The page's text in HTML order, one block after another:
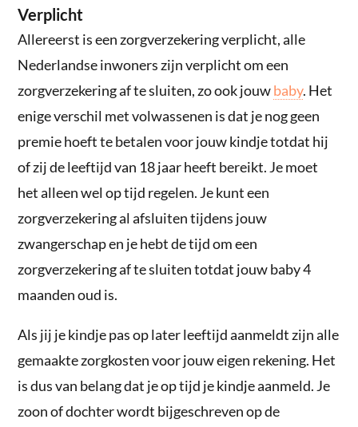
Verplicht
Allereerst is een zorgverzekering verplicht, alle
Nederlandse inwoners zijn verplicht om een
zorgverzekering af te sluiten, zo ook jouwbaby. Het
enige verschil met volwassenen is dat je nog geen
premie hoeft te betalen voor jouw kindje totdat hij
of zij de leeftijd van 18 jaar heeft bereikt. Je moet
het alleen wel op tijd regelen. Je kunt een
zorgverzekering al afsluiten tijdens jouw
zwangerschap en je hebt de tijd om een
zorgverzekering af te sluiten totdat jouw baby 4
maanden oud is.
Als jij je kindje pas op later leeftijd aanmeldt zijn alle
gemaakte zorgkosten voor jouw eigen rekening. Het
is dus van belang dat je op tijd je kindje aanmeld. Je
zoon of dochter wordt bijgeschreven op de